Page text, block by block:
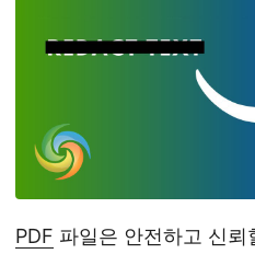
PDF 파일은 안전하고 신